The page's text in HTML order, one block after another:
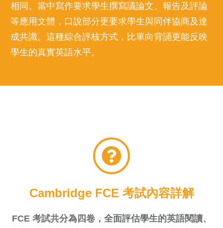
相同。當中寫作要求學生撰寫議論文、報告及評論
等應用文體，口說部分更要求學生與同伴協商及達
成共識。這種綜合評核方式，比單向背誦更能反映
學生的真實英語水平。
Cambridge FCE 考試內容詳解
FCE 考試共分為四卷，全面評估學生的英語閱讀、